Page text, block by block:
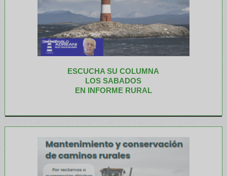
ESCUCHA SU COLUMNA
LOS SABADOS
EN INFORME RURAL